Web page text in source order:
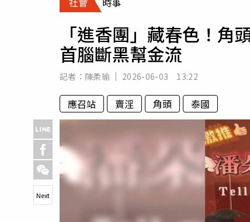
專欄
「進香團」藏春色！
首腦斷黑幫金流
記者： 陳柔瑜 2026-06-03 13:22
應召站 賣淫 角頭 泰國
Next